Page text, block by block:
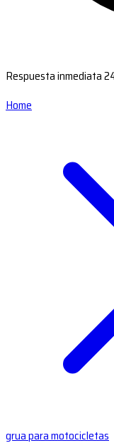
Respuesta inmediata
Home
grua para motocicletas